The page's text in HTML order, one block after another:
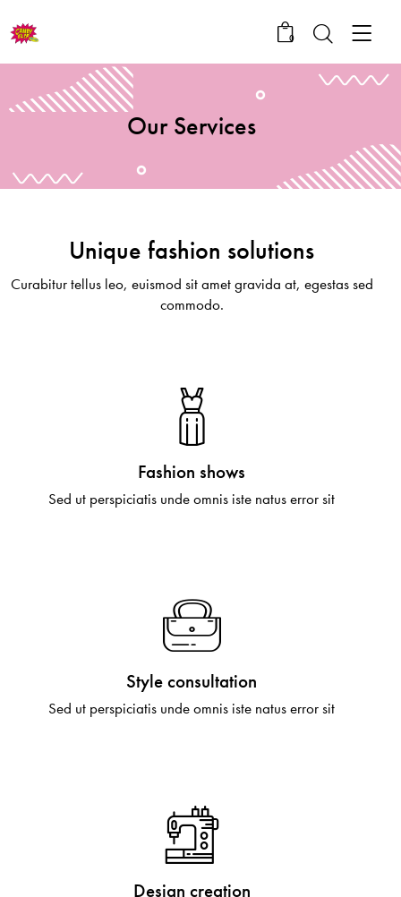
0
Our Services
Unique fashion solutions
Curabitur tellus leo, euismod sit amet gravida at, egestas sed
commodo.
Fashion shows
Sed ut perspiciatis unde omnis iste natus error sit
Style consultation
Sed ut perspiciatis unde omnis iste natus error sit
Design creation